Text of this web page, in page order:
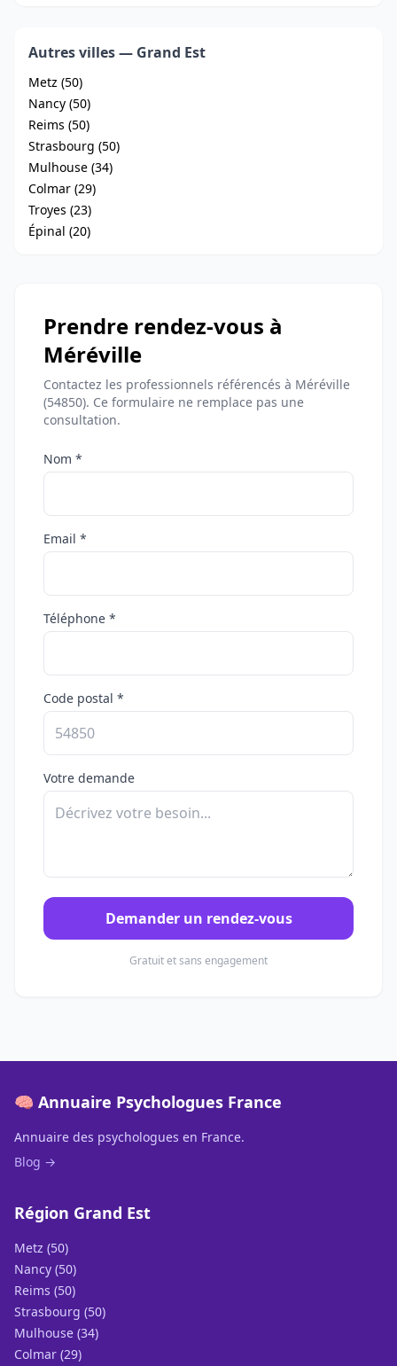
Autres villes — Grand Est
Metz (50)
Nancy (50)
Reims (50)
Strasbourg (50)
Mulhouse (34)
Colmar (29)
Troyes (23)
Épinal (20)
Prendre rendez-vous à
Méréville
Contactez les professionnels référencés à Méréville
(54850). Ce formulaire ne remplace pas une
consultation.
Nom *
Email *
Téléphone *
Code postal *
Votre demande
Demander un rendez-vous
Gratuit et sans engagement
🧠 Annuaire Psychologues France
Annuaire des psychologues en France.
Blog →
Région Grand Est
Metz (50)
Nancy (50)
Reims (50)
Strasbourg (50)
Mulhouse (34)
Colmar (29)